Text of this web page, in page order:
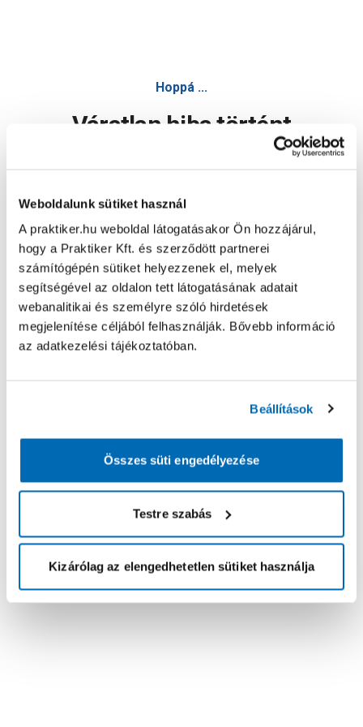
Weboldalunk sütiket használ
A praktiker.hu weboldal látogatásakor Ön hozzájárul,
hogy a Praktiker Kft. és szerződött partnerei
számítógépén sütiket helyezzenek el, melyek
segítségével az oldalon tett látogatásának adatait
webanalitikai és személyre szóló hirdetések
megjelenítése céljából felhasználják. Bővebb információ
az adatkezelési tájékoztatóban.
Beállítások
Összes süti engedélyezése
Testre szabás
Kizárólag az elengedhetetlen sütiket használja
Hoppá ...
Váratlan hiba történt
Oldal újratöltése